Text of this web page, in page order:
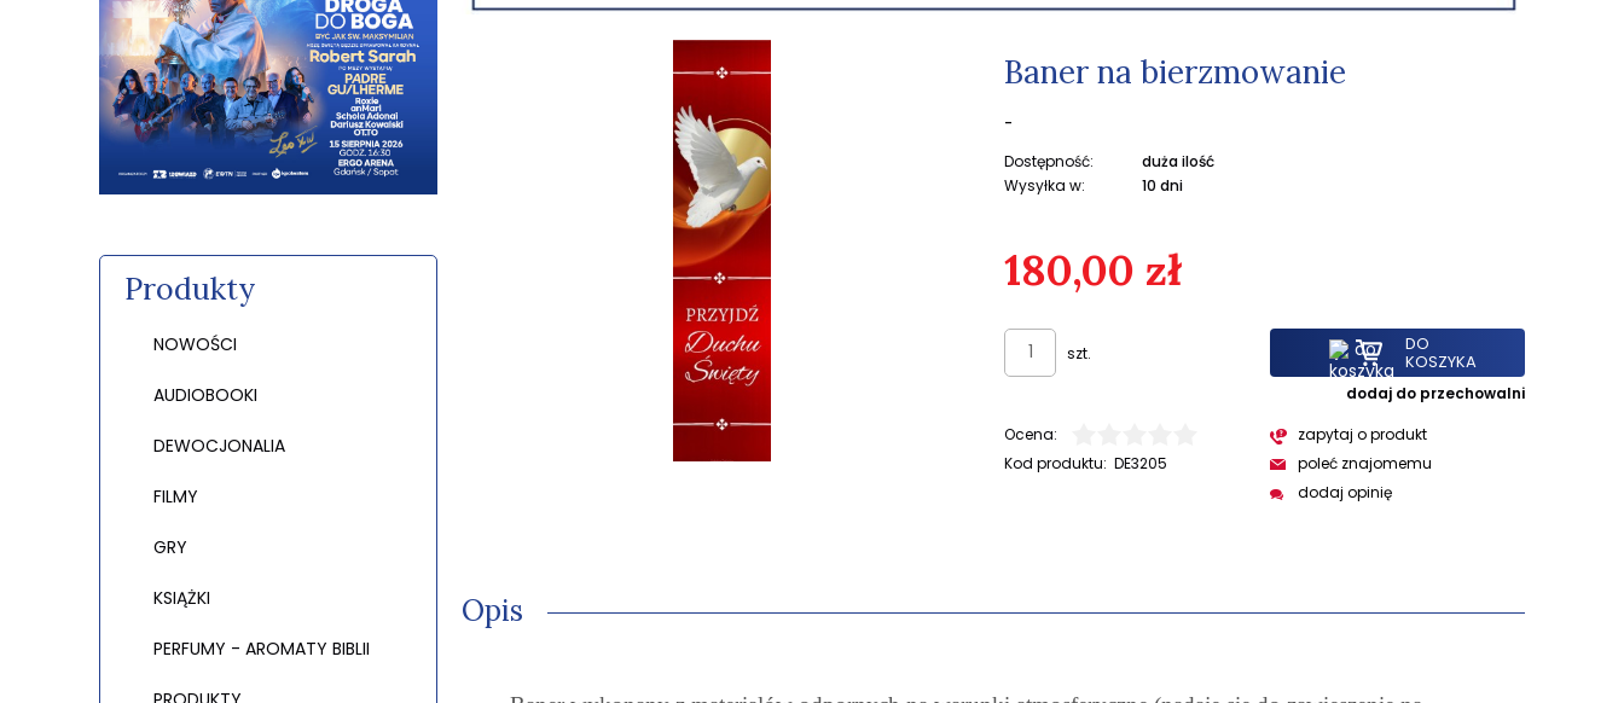
Produkty
NOWOŚCI
AUDIOBOOKI
DEWOCJONALIA
FILMY
GRY
KSIĄŻKI
PERFUMY - AROMATY BIBLII
Baner na bierzmowanie
-
Dostępność:
duża ilość
Wysyłka w:
10 dni
180,00 zł
szt. DO
KOSZYKA
dodaj do przechowalni
Ocena:
Kod produktu: DE3205
zapytaj o produkt
poleć znajomemu
dodaj opinię
Opis